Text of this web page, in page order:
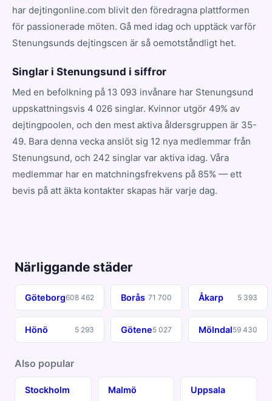
har dejtingonline.com blivit den föredragna plattformen
för passionerade möten. Gå med idag och upptäck varför
Stenungsunds dejtingscen är så oemotståndligt het.
Singlar i Stenungsund i siffror
Med en befolkning på 13 093 invånare har Stenungsund
uppskattningsvis 4 026 singlar. Kvinnor utgör 49% av
dejtingpoolen, och den mest aktiva åldersgruppen är 35-
49. Bara denna vecka anslöt sig 12 nya medlemmar från
Stenungsund, och 242 singlar var aktiva idag. Våra
medlemmar har en matchningsfrekvens på 85% — ett
bevis på att äkta kontakter skapas här varje dag.
Närliggande städer
Göteborg608 462 Borås 71 700 Åkarp 5 393
Hönö 5 293 Götene5 027 Mölndal59 430
Also popular
Stockholm Malmö Uppsala